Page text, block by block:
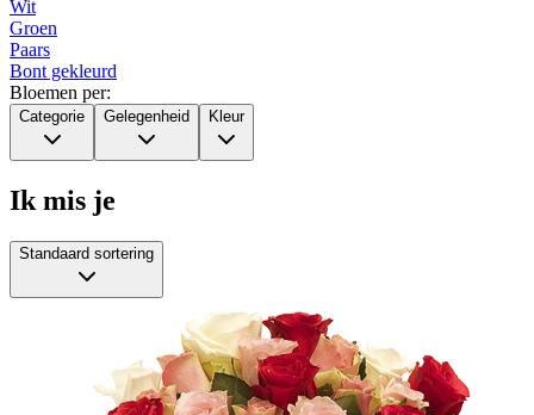
Wit
Groen
Paars
Bont gekleurd
Bloemen per:
Categorie Gelegenheid Kleur
Ik mis je
Standaard sortering